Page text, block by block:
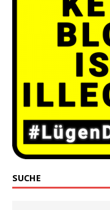
SUCHE